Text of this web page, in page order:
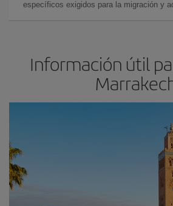
específicos exigidos para la migración y
Información útil